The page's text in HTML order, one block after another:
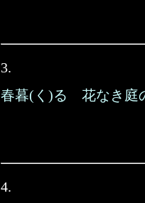
3.
春暮(く)るゝ花なき庭
4.